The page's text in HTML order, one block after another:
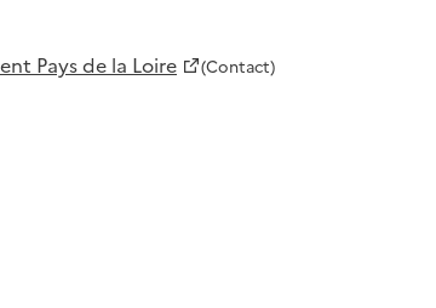
Pays de la Loire
(Contact)